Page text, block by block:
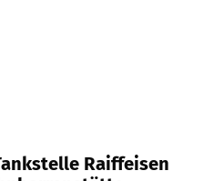
Raiffeisen